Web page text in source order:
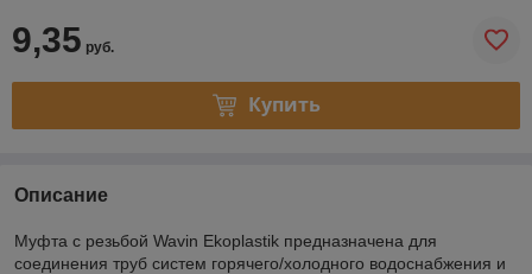
9,35 руб.
Купить
Описание
Муфта с резьбой Wavin Ekoplastik предназначена для
соединения труб систем горячего/холодного водоснабжения и